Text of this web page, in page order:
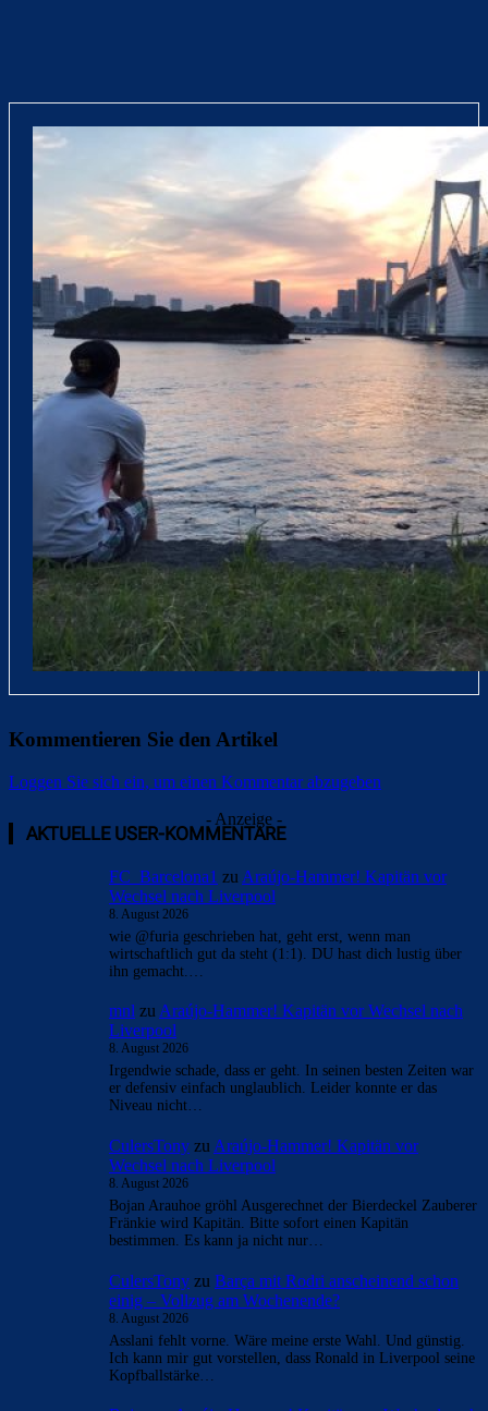
Kommentieren Sie den Artikel
Loggen Sie sich ein, um einen Kommentar abzugeben
- Anzeige -
AKTUELLE USER-KOMMENTARE
FC_Barcelona1zuAraújo-Hammer! Kapitän vor
Wechsel nach Liverpool
8. August 2026
wie @furia geschrieben hat, geht erst, wenn man
wirtschaftlich gut da steht (1:1). DU hast dich lustig über
ihn gemacht.…